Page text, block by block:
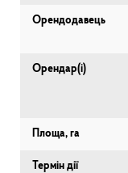
Орендодавець
Орендар(і)
Площа, га
Термін дії